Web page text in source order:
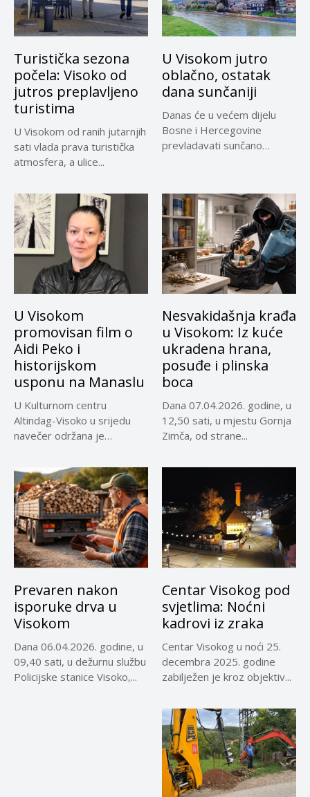
Turistička sezona
počela: Visoko od
jutros preplavljeno
turistima
U Visokom od ranih jutarnjih
sati vlada prava turistička
atmosfera, a ulice...
U Visokom jutro
oblačno, ostatak
dana sunčaniji
Danas će u većem dijelu
Bosne i Hercegovine
prevladavati sunčano
U Visokom
promovisan film o
Aidi Peko i
historijskom
usponu na Manaslu
U Kulturnom centru
Altindag-Visoko u srijedu
navečer održana je
Nesvakidašnja krađa
u Visokom: Iz kuće
ukradena hrana,
posuđe i plinska
boca
Dana 07.04.2026. godine, u
12,50 sati, u mjestu Gornja
Zimča, od strane...
Prevaren nakon
isporuke drva u
Visokom
Dana 06.04.2026. godine, u
09,40 sati, u dežurnu službu
Policijske stanice Visoko,...
Centar Visokog pod
svjetlima: Noćni
kadrovi iz zraka
Centar Visokog u noći 25.
decembra 2025. godine
zabilježen je kroz objektiv...